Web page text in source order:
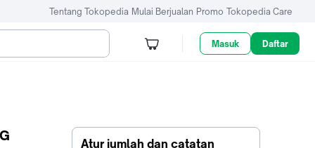
Tentang Tokopedia Mulai Berjualan Promo Tokopedia Care
Masuk Daftar
Atur jumlah dan catatan